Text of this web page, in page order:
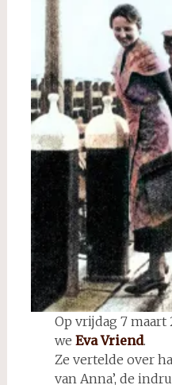
Op vrijdag 7
we Eva Vriend.
Ze vertelde over
van Anna’, de